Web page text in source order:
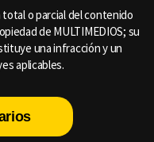
o parcial del contenido
de MULTIMEDIOS; su
una infracción y un
aplicables.